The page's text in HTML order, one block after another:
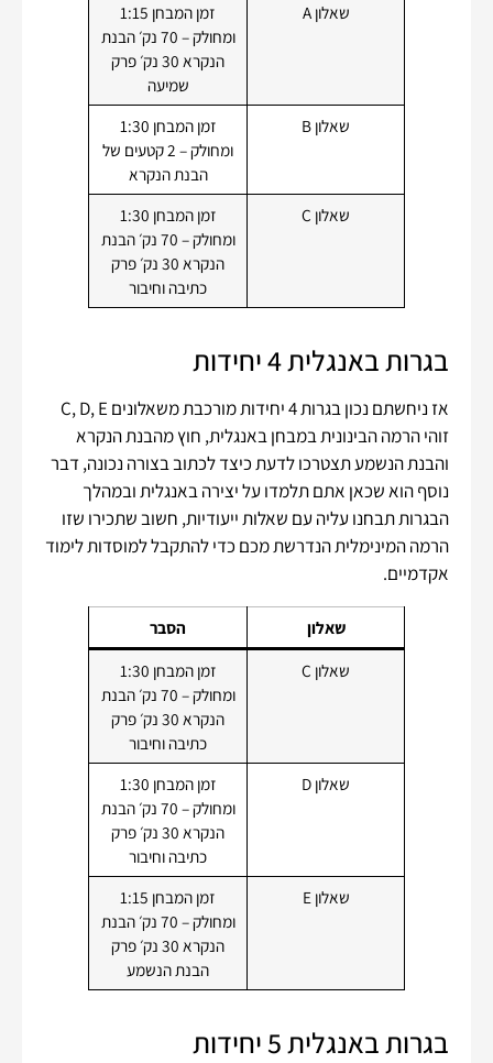
שאלון A
זמן המבחן 1:15
ומחולק – 70 נק׳ הבנת
הנקרא 30 נק׳ פרק
שמיעה
שאלון B
זמן המבחן 1:30
ומחולק – 2 קטעים של
הבנת הנקרא
שאלון C
זמן המבחן 1:30
ומחולק – 70 נק׳ הבנת
הנקרא 30 נק׳ פרק
כתיבה וחיבור
בגרות באנגלית 4 יחידות
אז ניחשתם נכון בגרות 4 יחידות מורכבת משאלונים C, D, E
זוהי הרמה הבינונית במבחן באנגלית, חוץ מהבנת הנקרא
והבנת הנשמע תצטרכו לדעת כיצד לכתוב בצורה נכונה, דבר
נוסף הוא שכאן אתם תלמדו על יצירה באנגלית ובמהלך
הבגרות תבחנו עליה עם שאלות ייעודיות, חשוב שתכירו שזו
הרמה המינימלית הנדרשת מכם כדי להתקבל למוסדות לימוד
אקדמיים.
שאלון
הסבר
שאלון C
זמן המבחן 1:30
ומחולק – 70 נק׳ הבנת
הנקרא 30 נק׳ פרק
כתיבה וחיבור
שאלון D
זמן המבחן 1:30
ומחולק – 70 נק׳ הבנת
הנקרא 30 נק׳ פרק
כתיבה וחיבור
שאלון E
זמן המבחן 1:15
ומחולק – 70 נק׳ הבנת
הנקרא 30 נק׳ פרק
הבנת הנשמע
בגרות באנגלית 5 יחידות